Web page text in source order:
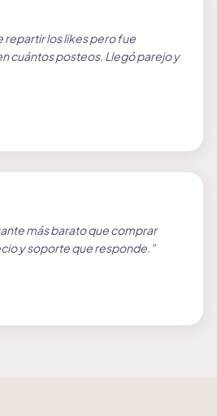
repartir los likes pero fue
cuántos posteos. Llegó parejo y
más barato que comprar
y soporte que responde. ”